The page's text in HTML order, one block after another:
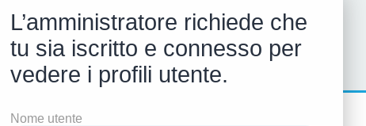
L’amministratore richiede che
tu sia iscritto e connesso per
vedere i profili utente.
Nome utente